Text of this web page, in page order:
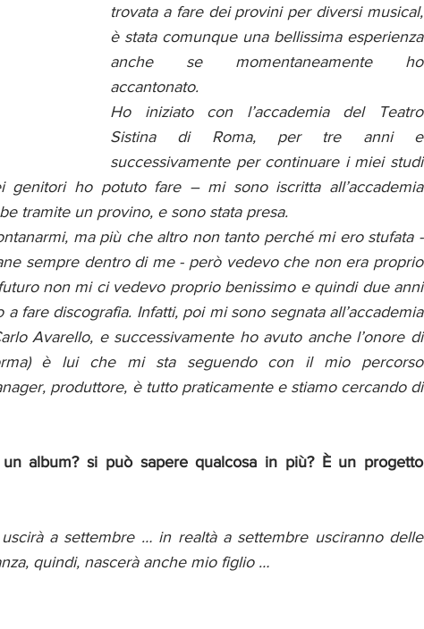
trovata a fare dei provini per diversi musical,
è stata comunque una bellissima esperienza
anche se momentaneamente ho
accantonato.
Ho iniziato con l’accademia del Teatro
Sistina di Roma, per tre anni e
successivamente per continuare i miei studi
ho potuto fare – mi sono iscritta all’accademia
tramite un provino, e sono stata presa.
ma più che altro non tanto perché mi ero stufata -
sempre dentro di me - però vedevo che non era proprio
non mi ci vedevo proprio benissimo e quindi due anni
fare discografia. Infatti, poi mi sono segnata all’accademia
Avarello, e successivamente ho avuto anche l’onore di
è lui che mi sta seguendo con il mio percorso
produttore, è tutto praticamente e stiamo cercando di
album? si può sapere qualcosa in più? È un progetto
a settembre … in realtà a settembre usciranno delle
quindi, nascerà anche mio figlio …